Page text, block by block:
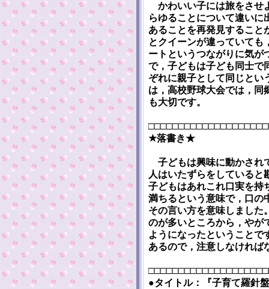
かわいい子には旅をさせ
らゆることについて違いに
あることを再発見すること
とクイーンが違っていても
ートというつながりに気が
で，子どもは子ども同士で
ぞれに親子として同じとい
は，高校野球大会では，同
も大切です。
★落書き★
子どもは興味に動かされ
人はいたずらをしていると
子どもはあれこれ口実を持
満ちるという意味で，口の
その言い方を意味しました
のが多いところから，やが
ようになったということで
あるので，注意しなければ
●タイトル：『子育て羅針